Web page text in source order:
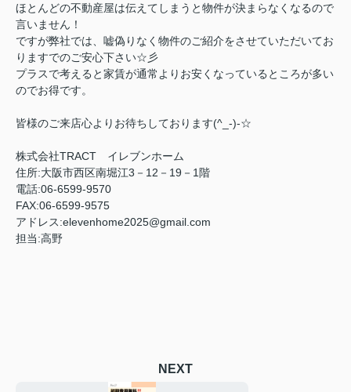
ほとんどの不動産屋は伝えてしまうと物件が決まらなくなるので
言いません！
ですが弊社では、嘘偽りなく物件のご紹介をさせていただいてお
りますでのご安心下さい☆彡
プラスで考えると家賃が通常よりお安くなっているところが多い
のでお得です。
皆様のご来店心よりお待ちしております(^_-)-☆
株式会社TRACT イレブンホーム
住所:大阪市西区南堀江3－12－19－1階
電話:06-6599-9570
FAX:06-6599-9575
アドレス:elevenhome2025@gmail.com
担当:高野
NEXT